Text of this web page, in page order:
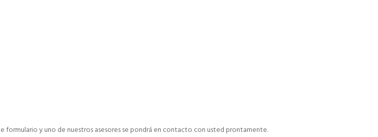
y uno de nuestros asesores se pondrá en contacto con usted prontamente.